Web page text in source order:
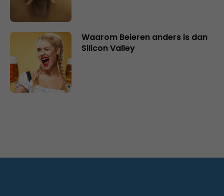
Waarom Beieren anders is dan
Silicon Valley